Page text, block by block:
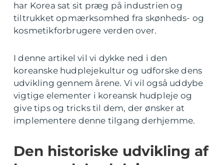
har Korea sat sit præg på industrien og
tiltrukket opmærksomhed fra skønheds- og
kosmetikforbrugere verden over.
I denne artikel vil vi dykke ned i den
koreanske hudplejekultur og udforske dens
udvikling gennem årene. Vi vil også uddybe
vigtige elementer i koreansk hudpleje og
give tips og tricks til dem, der ønsker at
implementere denne tilgang derhjemme.
Den historiske udvikling af